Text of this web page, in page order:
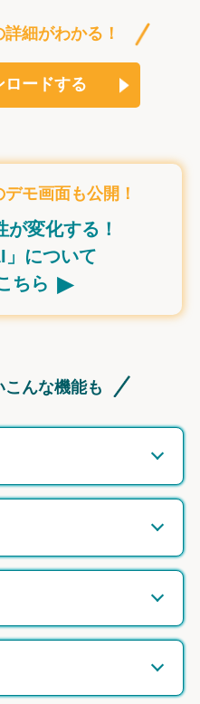
細がわかる！
ロードする
デモ画面も公開！
変化する！
」について
ちら ▸
んな機能も